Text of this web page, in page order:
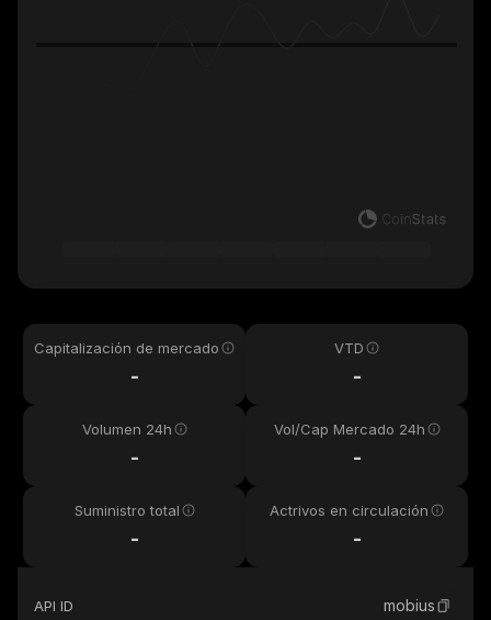
Capitalización de mercado
-
VTD
-
Volumen 24h
-
Vol/Cap Mercado 24h
-
Suministro total
-
Actrivos en circulación
-
API ID mobius